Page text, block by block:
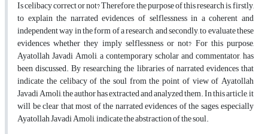
Is celibacy correct or not? Therefore, the purpose of this research is, firstly,
to explain the narrated evidences of selflessness in a coherent and
independent way in the form of a research, and secondly, to evaluate these
evidences whether they imply selflessness or not? For this purpose,
Ayatollah Javadi Amoli, a contemporary scholar and commentator, has
been discussed. By researching the libraries of narrated evidences that
indicate the celibacy of the soul from the point of view of Ayatollah
Javadi Amoli, the author has extracted and analyzed them. In this article, it
will be clear that most of the narrated evidences of the sages, especially
Ayatollah Javadi Amoli, indicate the abstraction of the soul.